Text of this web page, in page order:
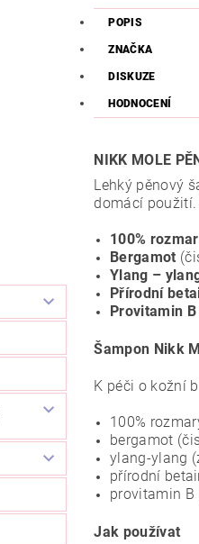
POPIS
ZNAČKA
DISKUZE
HODNOCENÍ
NIKK MOLE
Lehký pěnový
domácí použití.
100%
Bergamot
Ylang –
Přírodní
Provitamin B
Šampon Nikk
K péči o kožní
100%
bergamot
ylang-ylang
přírodní
provitamin B
Jak používat